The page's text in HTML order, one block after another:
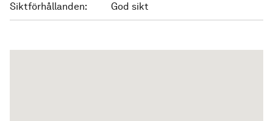
Siktförhållanden: God sikt